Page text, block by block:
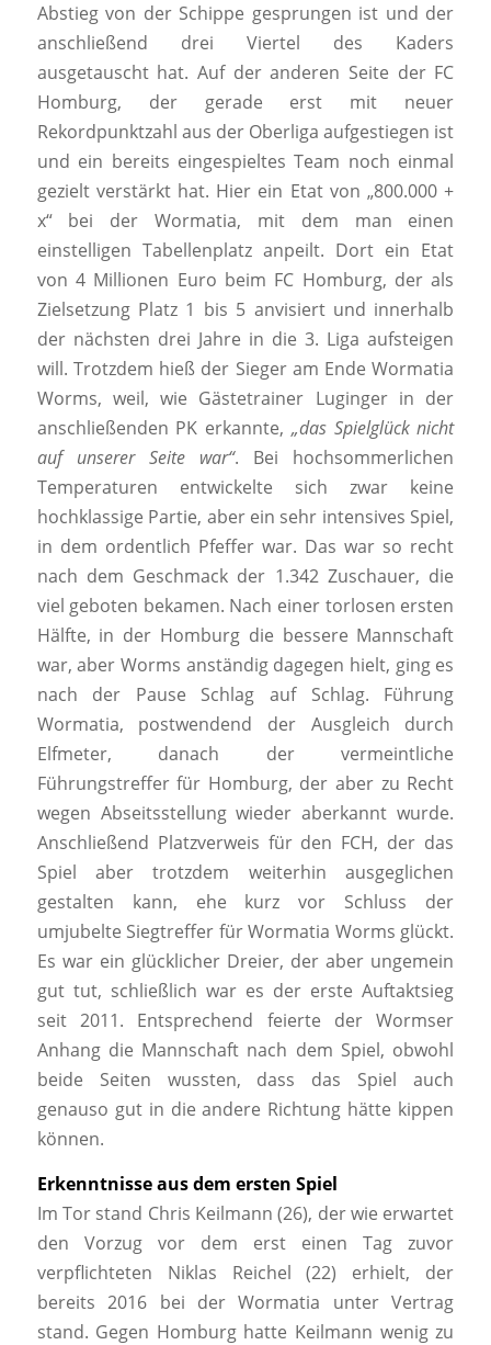
Abstieg von der Schippe gesprungen ist und der
anschließend drei Viertel des Kaders
ausgetauscht hat. Auf der anderen Seite der FC
Homburg, der gerade erst mit neuer
Rekordpunktzahl aus der Oberliga aufgestiegen ist
und ein bereits eingespieltes Team noch einmal
gezielt verstärkt hat. Hier ein Etat von „800.000 +
x“ bei der Wormatia, mit dem man einen
einstelligen Tabellenplatz anpeilt. Dort ein Etat
von 4 Millionen Euro beim FC Homburg, der als
Zielsetzung Platz 1 bis 5 anvisiert und innerhalb
der nächsten drei Jahre in die 3. Liga aufsteigen
will. Trotzdem hieß der Sieger am Ende Wormatia
Worms, weil, wie Gästetrainer Luginger in der
anschließenden PK erkannte,„das Spielglück nicht
auf unserer Seite war“. Bei hochsommerlichen
Temperaturen entwickelte sich zwar keine
hochklassige Partie, aber ein sehr intensives Spiel,
in dem ordentlich Pfeffer war. Das war so recht
nach dem Geschmack der 1.342 Zuschauer, die
viel geboten bekamen. Nach einer torlosen ersten
Hälfte, in der Homburg die bessere Mannschaft
war, aber Worms anständig dagegen hielt, ging es
nach der Pause Schlag auf Schlag. Führung
Wormatia, postwendend der Ausgleich durch
Elfmeter, danach der vermeintliche
Führungstreffer für Homburg, der aber zu Recht
wegen Abseitsstellung wieder aberkannt wurde.
Anschließend Platzverweis für den FCH, der das
Spiel aber trotzdem weiterhin ausgeglichen
gestalten kann, ehe kurz vor Schluss der
umjubelte Siegtreffer für Wormatia Worms glückt.
Es war ein glücklicher Dreier, der aber ungemein
gut tut, schließlich war es der erste Auftaktsieg
seit 2011. Entsprechend feierte der Wormser
Anhang die Mannschaft nach dem Spiel, obwohl
beide Seiten wussten, dass das Spiel auch
genauso gut in die andere Richtung hätte kippen
können.
Erkenntnisse aus dem ersten Spiel
Im Tor stand Chris Keilmann (26), der wie erwartet
den Vorzug vor dem erst einen Tag zuvor
verpflichteten Niklas Reichel (22) erhielt, der
bereits 2016 bei der Wormatia unter Vertrag
stand. Gegen Homburg hatte Keilmann wenig zu